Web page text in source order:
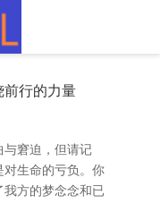
前行的力量
与窘迫，但请记
对生命的亏负。你
方的梦念念和已